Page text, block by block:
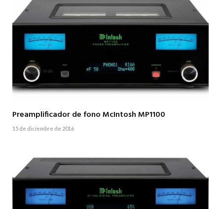
Preamplificador de fono McIntosh MP1100
15 de diciembre de 2016